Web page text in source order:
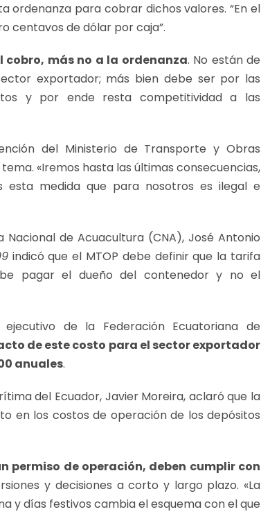
ordenanza para cobrar dichos valores. “En el
centavos de dólar por caja”.
cobro, más no a la ordenanza. No están de
exportador; más bien debe ser por las
y por ende resta competitividad a las
del Ministerio de Transporte y Obras
«Iremos hasta las últimas consecuencias,
esta medida que para nosotros es ilegal e
de Acuacultura (CNA), José Antonio
indicó que el MTOP debe definir que la tarifa
pagar el dueño del contenedor y no el
de la Federación Ecuatoriana de
de este costo para el sector exportador
anuales.
del Ecuador, Javier Moreira, aclaró que la
en los costos de operación de los depósitos
permiso de operación, deben cumplir con
y decisiones a corto y largo plazo. «La
y días festivos cambia el esquema con el que